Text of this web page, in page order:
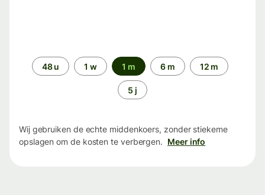
Periode48 u 1 w 1 m 6 m 12 m
5 j
Wij gebruiken de echte middenkoers, zonder stiekeme
opslagen om de kosten te verbergen. Meer info